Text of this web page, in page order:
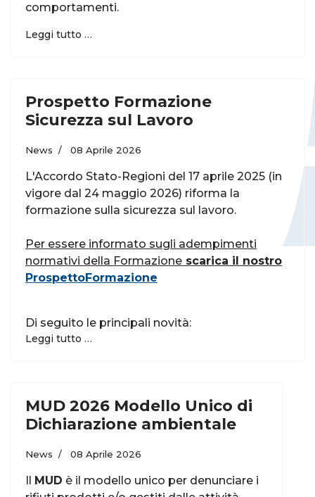
comportamenti.
Leggi tutto …
Prospetto Formazione
Sicurezza sul Lavoro
News 08 Aprile 2026
L'Accordo Stato-Regioni del 17 aprile 2025 (in
vigore dal 24 maggio 2026) riforma la
formazione sulla sicurezza sul lavoro.
Per essere informato sugli adempimenti
normativi della Formazione scarica il nostro
ProspettoFormazione
Di seguito le principali novità:
Leggi tutto …
MUD 2026 Modello Unico di
Dichiarazione ambientale
News 08 Aprile 2026
Il MUD è il modello unico per denunciare i